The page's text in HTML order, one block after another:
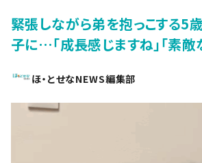
緊張しながら弟を抱っこする
子に…「成長感じますね」「素敵
ほ・とせなNEWS編集部